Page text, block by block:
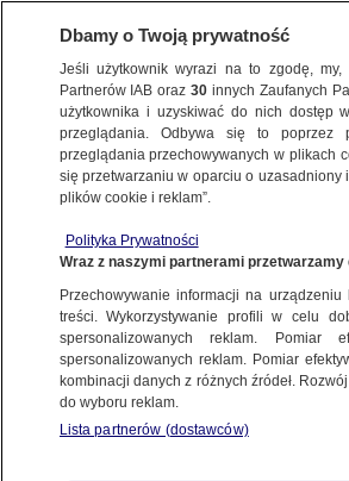
METEO
NAJNOWSZE
Największe słone
zniknęło z
ŚWIAT
Znów zamknięto
ŚWIAT
Dbamy o Twoją prywatność
Jeśli użytkownik wyrazi na to zgodę,
Partnerów IAB oraz30 innych Zaufanych
użytkownika i uzyskiwać do nich dostęp
przeglądania. Odbywa się to poprzez
przeglądania przechowywanych w plikach
się przetwarzaniu w oparciu o uzasadniony
plików cookie i reklam”.
Polityka Prywatności
Wraz z naszymi partnerami przetwarzamy
Przechowywanie informacji na
treści. Wykorzystywanie profili w celu
spersonalizowanych reklam. Pomiar
spersonalizowanych reklam. Pomiar
kombinacji danych z różnych źródeł.
do wyboru reklam.
Lista partnerów (dostawców)